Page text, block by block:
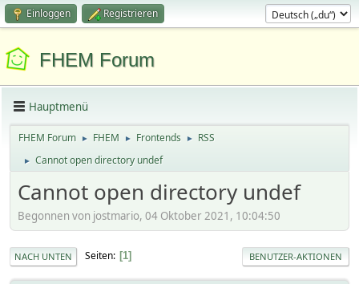
Einloggen Registrieren
FHEM Forum
Hauptmenü
FHEM Forum ► FHEM ► Frontends ► RSS
► Cannot open directory undef
Cannot open directory undef
Begonnen von jostmario, 04 Oktober 2021, 10:04:50
NACH UNTEN Seiten 1 BENUTZER-AKTIONEN